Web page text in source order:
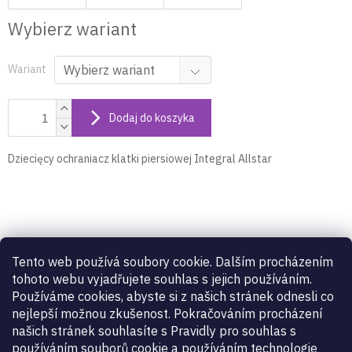
Tento web používá soubory cookie. Dalším procházením
tohoto webu vyjadřujete souhlas s jejich používáním.
Používáme cookies, abyste si z našich stránek odnesli co
nejlepší možnou zkušenost. Pokračováním procházení
našich stránek souhlasíte s Pravidly pro souhlas s
používáním souborů cookie a používáním technologie
Wybierz wariant
Wariant
Dodaj do koszyka
Dziecięcy ochraniacz klatki piersiowej Integral Allstar
Dziecięcy ochraniacz klatki piersiowej Integral Allstar
Parametry dodatkowe